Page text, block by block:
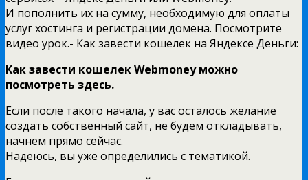
И пополнить их на сумму, необходимую для оплаты
услуг хостинга и регистрации домена. Посмотрите
видео урок.- Как завести кошелек на Яндексе Деньги:
Как завести кошелек Webmoney можно
посмотреть здесь.
Если после такого начала, у вас осталось желание
создать собственный сайт, не будем откладывать,
начнем прямо сейчас.
Надеюсь, вы уже определились с тематикой.